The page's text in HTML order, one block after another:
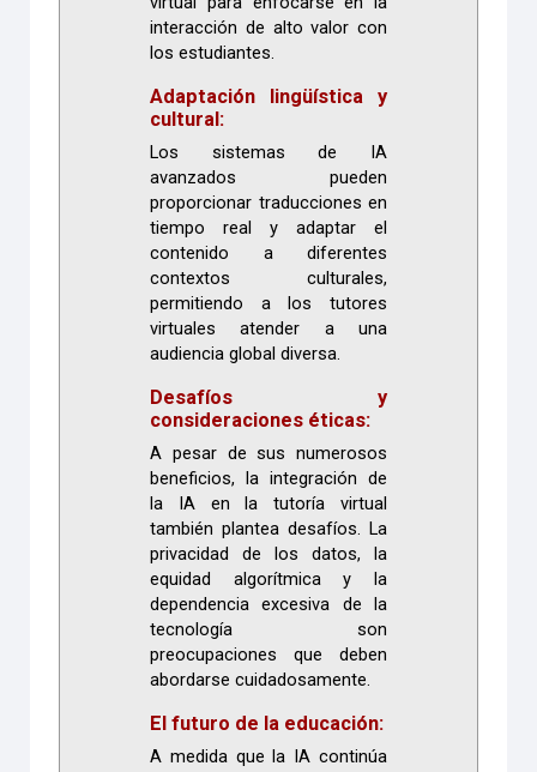
interacción de alto valor con
los estudiantes.
Adaptación lingüística y
cultural:
Los sistemas de IA
avanzados pueden
proporcionar traducciones en
tiempo real y adaptar el
contenido a diferentes
contextos culturales,
permitiendo a los tutores
virtuales atender a una
audiencia global diversa.
Desafíos y
consideraciones éticas:
A pesar de sus numerosos
beneficios, la integración de
la IA en la tutoría virtual
también plantea desafíos. La
privacidad de los datos, la
equidad algorítmica y la
dependencia excesiva de la
tecnología son
preocupaciones que deben
abordarse cuidadosamente.
El futuro de la educación:
A medida que la IA continúa